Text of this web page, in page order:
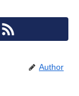
Author